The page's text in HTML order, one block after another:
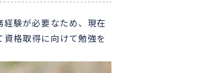
経験が必要なため、現在
格取得に向けて勉強を